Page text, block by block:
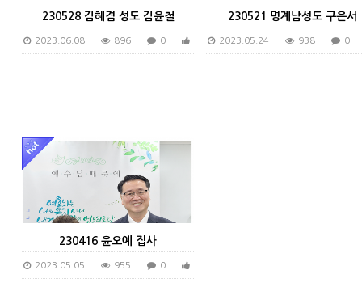
230528 김혜겸 성도 김윤철
2023.06.08 896 0
230521 명계남성도 구은서
2023.05.24 938 0
230416 윤오예 집사
2023.05.05 955 0